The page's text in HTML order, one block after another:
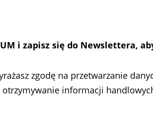
i zapisz się do Newslettera,
zgodę na przetwarzanie
informacji